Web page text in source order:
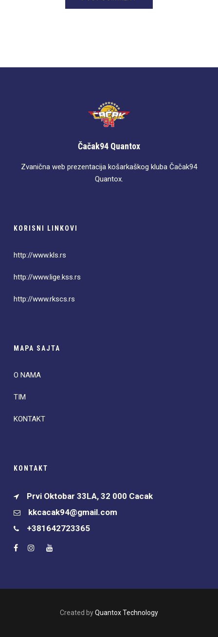
Čačak94 Quantox
Zvanična web prezentacija košarkaškog kluba Čačak94
Quantox.
KORISNI LINKOVI
http://www.kls.rs
http://www.lige.kss.rs
http://www.rkscs.rs
MAPA SAJTA
O NAMA
TIM
KONTAKT
KONTAKT
Prvi Oktobar 33LA, 32 000 Cacak
kkcacak94@gmail.com
+381642723365
Created byQuantox Technology